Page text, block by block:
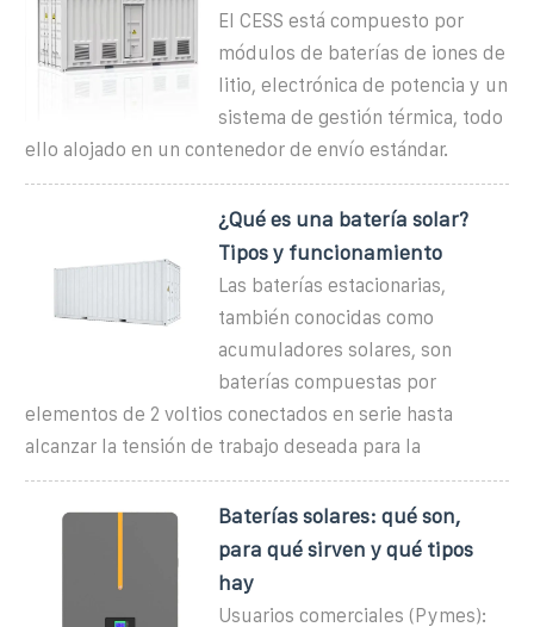
El CESS está compuesto por
módulos de baterías de iones de
litio, electrónica de potencia y un
sistema de gestión térmica, todo
ello alojado en un contenedor de envío estándar.
¿Qué es una batería solar?
Tipos y funcionamiento
Las baterías estacionarias,
también conocidas como
acumuladores solares, son
baterías compuestas por
elementos de 2 voltios conectados en serie hasta
alcanzar la tensión de trabajo deseada para la
Baterías solares: qué son,
para qué sirven y qué tipos
hay
Usuarios comerciales (Pymes):